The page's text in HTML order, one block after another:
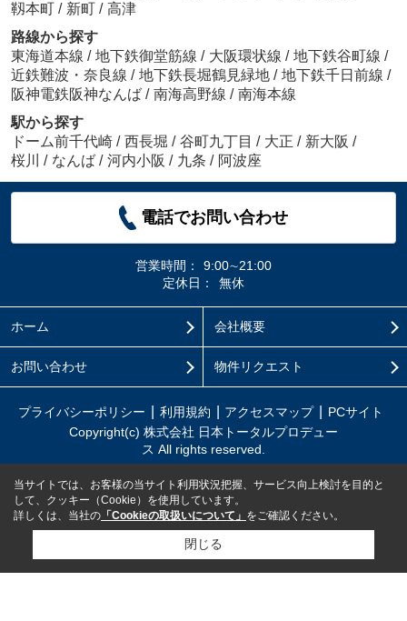
靱本町 / 新町 / 高津
路線から探す
東海道本線 / 地下鉄御堂筋線 / 大阪環状線 / 地下鉄谷町線 /
近鉄難波・奈良線 / 地下鉄長堀鶴見緑地 / 地下鉄千日前線 /
阪神電鉄阪神なんば / 南海高野線 / 南海本線
駅から探す
ドーム前千代崎 / 西長堀 / 谷町九丁目 / 大正 / 新大阪 /
桜川
/ なんば / 河内小阪 / 九条 / 阿波座
電話でお問い合わせ
営業時間：
9:00∼21:00
定休日：
無休
ホーム 会社概要
お問い合わせ 物件リクエスト
プライバシーポリシー 利用規約 アクセスマップ
PCサイト
Copyright(c) 株式会社 日本トータルプロデュー
ス All rights reserved.
当サイトでは、お客様の当サイト利用状況把握、サービス向上検討を目的と
して、クッキー（Cookie）を使用しています。
詳しくは、当社の 「Cookieの取扱いについて」 をご確認ください。
閉じる